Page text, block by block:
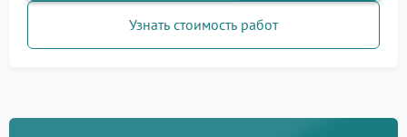
Узнать стоимость работ